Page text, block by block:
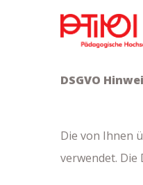
DSGVO
Die von Ihnen
verwendet. Die